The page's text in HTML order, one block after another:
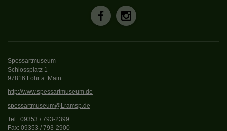
Spessartmuseum
Schlossplatz 1
97816 Lohr a. Main
http://www.spessartmuseum.de
spessartmuseum@Lramsp.de
Tel.: 09353 / 793-2399
Fax: 09353 / 793-2900